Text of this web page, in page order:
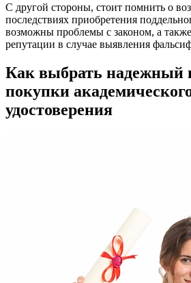
С другой стороны, стоит помнить о
последствиях приобретения
возможны проблемы с законом, а
репутации в случае выявления
Как выбрать надежный
покупки
удостоверения